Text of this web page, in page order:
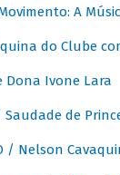
A
do Clube
Dona Ivone Lara
/ Saudade de
/ Nelson